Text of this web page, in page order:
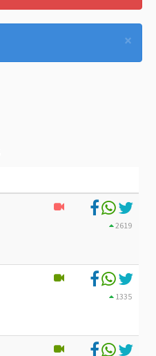
×
2619
1335